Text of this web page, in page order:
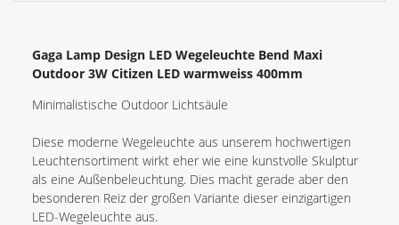
Gaga Lamp Design LED Wegeleuchte Bend Maxi
Outdoor 3W Citizen LED warmweiss 400mm
Minimalistische Outdoor Lichtsäule
Diese moderne Wegeleuchte aus unserem hochwertigen
Leuchtensortiment wirkt eher wie eine kunstvolle Skulptur
als eine Außenbeleuchtung. Dies macht gerade aber den
besonderen Reiz der großen Variante dieser einzigartigen
LED-Wegeleuchte aus.